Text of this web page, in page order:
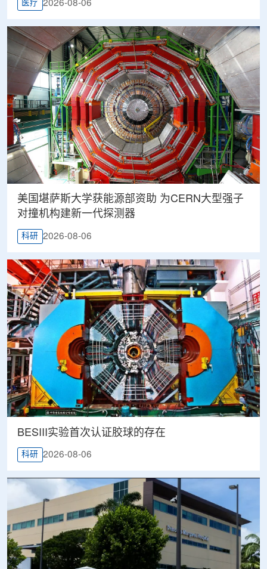
医疗 2026-08-06
美国堪萨斯大学获能源部资助 为CERN大型强子
对撞机构建新一代探测器
科研 2026-08-06
BESIII实验首次认证胶球的存在
科研 2026-08-06